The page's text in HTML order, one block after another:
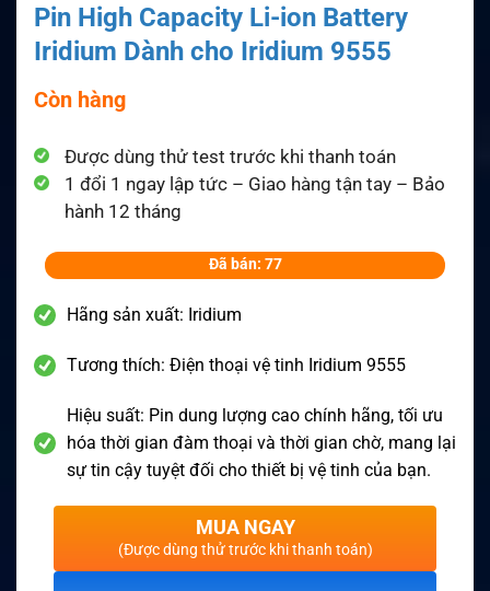
Pin High Capacity Li-ion Battery
Iridium Dành cho Iridium 9555
Còn hàng
Được dùng thử test trước khi thanh toán
1 đổi 1 ngay lập tức – Giao hàng tận tay – Bảo
hành 12 tháng
Đã bán: 77
Hãng sản xuất: Iridium
Tương thích: Điện thoại vệ tinh Iridium 9555
Hiệu suất: Pin dung lượng cao chính hãng, tối ưu
hóa thời gian đàm thoại và thời gian chờ, mang lại
sự tin cậy tuyệt đối cho thiết bị vệ tinh của bạn.
MUA NGAY
(Được dùng thử trước khi thanh toán)